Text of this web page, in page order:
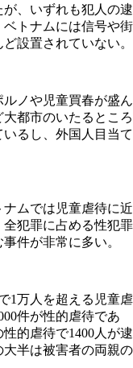
、いずれも犯人の逮
トナムには信号や街
設置されていない。
ノや児童買春が盛ん
都市のいたるところ
るし、外国人目当て
ムでは児童虐待に近
犯罪に占める性犯罪
件が非常に多い。
1万人を超える児童虐
件が性的虐待であ
的虐待で1400人が逮
半は被害者の両親の